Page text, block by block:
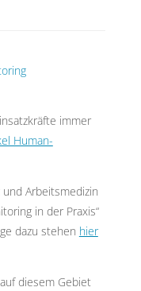
immer
Human-
Arbeitsmedizin
in der Praxis“
dazu stehen hier
diesem Gebiet